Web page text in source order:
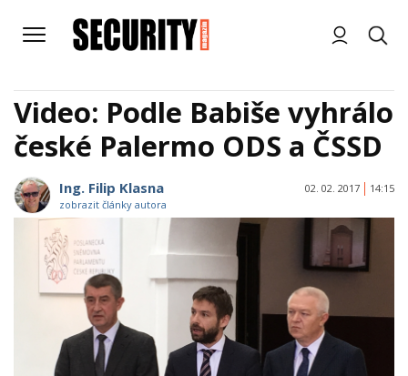
Video: Podle Babiše vyhrálo
české Palermo ODS a ČSSD
Ing. Filip Klasna
zobrazit články autora
02. 02. 2017 14:15